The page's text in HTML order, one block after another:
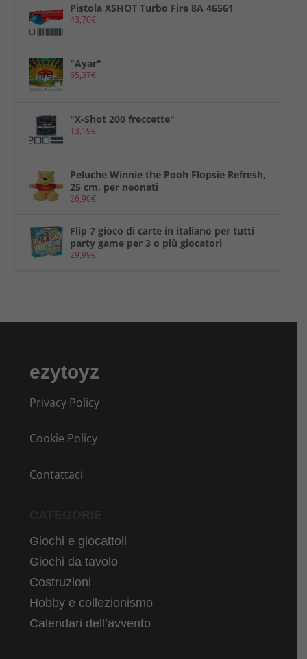
Pistola XSHOT Turbo Fire 8A 46561
43,70€
"Ayar"
65,37€
"X-Shot 200 freccette"
13,19€
Peluche Winnie the Pooh Flopsie Refresh,
25 cm, per neonati
26,90€
Flip 7 gioco di carte in italiano per tutti
party game per 3 o più giocatori
29,99€
ezytoyz
Privacy Policy
Cookie Policy
Contattaci
Giochi e giocattoli
Giochi da tavolo
Costruzioni
Hobby e collezionismo
Calendari dell’avvento